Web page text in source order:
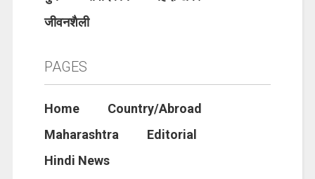
जीवनशैली
PAGES
Home
Country/Abroad
Maharashtra
Editorial
Hindi News